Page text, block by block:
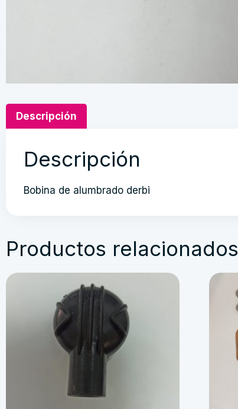
Descripción
Descripción
Bobina de alumbrado derbi
Productos relacionados